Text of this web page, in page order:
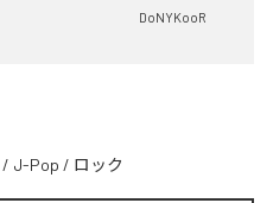
DoNYKooR
/ J-Pop / ロック